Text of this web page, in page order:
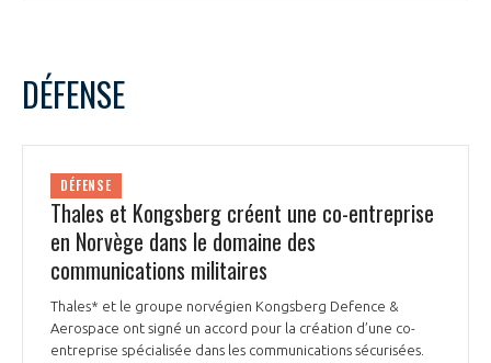
DÉFENSE
DÉFENSE
Thales et Kongsberg créent une co-entreprise
en Norvège dans le domaine des
communications militaires
Thales* et le groupe norvégien Kongsberg Defence &
Aerospace ont signé un accord pour la création d’une co-
entreprise spécialisée dans les communications sécurisées.